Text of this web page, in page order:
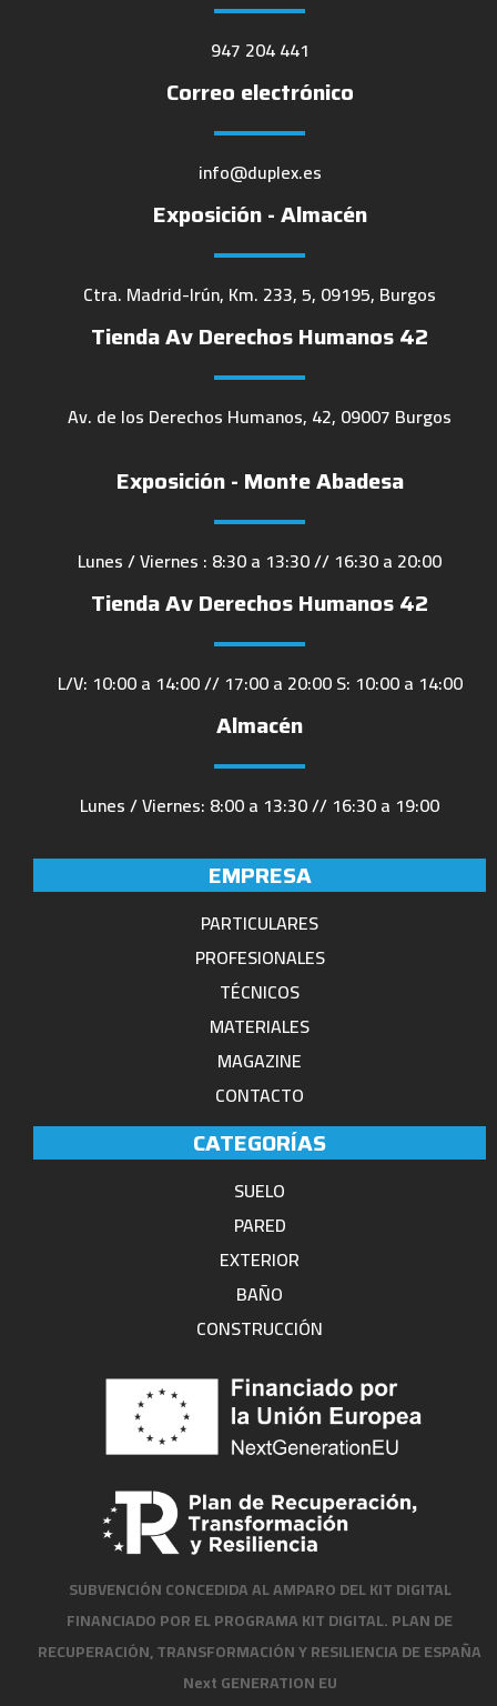
947 204 441
Correo electrónico
info@duplex.es
Exposición - Almacén
Ctra. Madrid-Irún, Km. 233, 5, 09195, Burgos
Tienda Av Derechos Humanos 42
Av. de los Derechos Humanos, 42, 09007 Burgos
Exposición - Monte Abadesa
Lunes / Viernes : 8:30 a 13:30 // 16:30 a 20:00
Tienda Av Derechos Humanos 42
L/V: 10:00 a 14:00 // 17:00 a 20:00 S: 10:00 a 14:00
Almacén
Lunes / Viernes: 8:00 a 13:30 // 16:30 a 19:00
EMPRESA
PARTICULARES
PROFESIONALES
TÉCNICOS
MATERIALES
MAGAZINE
CONTACTO
CATEGORÍAS
SUELO
PARED
EXTERIOR
BAÑO
CONSTRUCCIÓN
SUBVENCIÓN CONCEDIDA AL AMPARO DEL KIT DIGITAL
FINANCIADO POR EL PROGRAMA KIT DIGITAL. PLAN DE
RECUPERACIÓN, TRANSFORMACIÓN Y RESILIENCIA DE ESPAÑA
Next GENERATION EU